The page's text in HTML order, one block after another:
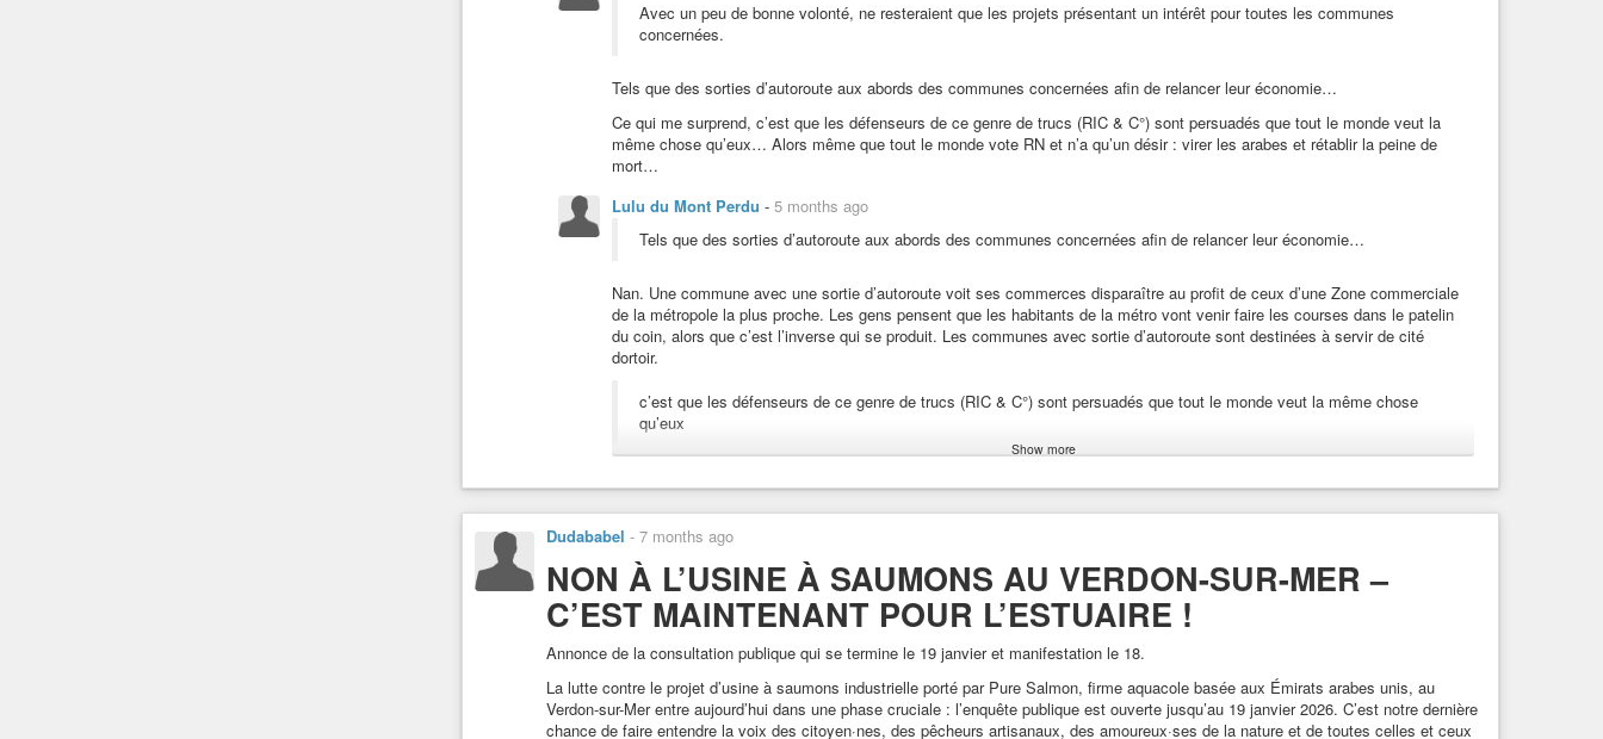
Avec un peu de bonne volonté, ne resteraient que les projets présentant un intérêt pour toutes les communes
concernées.
Tels que des sorties d’autoroute aux abords des communes concernées afin de relancer leur économie…
Ce qui me surprend, c’est que les défenseurs de ce genre de trucs (RIC & C°) sont persuadés que tout le monde veut la
même chose qu’eux… Alors même que tout le monde vote RN et n’a qu’un désir : virer les arabes et rétablir la peine de
mort…
Lulu du Mont Perdu - 5 months ago
Tels que des sorties d’autoroute aux abords des communes concernées afin de relancer leur économie…
Nan. Une commune avec une sortie d’autoroute voit ses commerces disparaître au profit de ceux d’une Zone commerciale
de la métropole la plus proche. Les gens pensent que les habitants de la métro vont venir faire les courses dans le patelin
du coin, alors que c’est l’inverse qui se produit. Les communes avec sortie d’autoroute sont destinées à servir de cité
dortoir.
c’est que les défenseurs de ce genre de trucs (RIC & C°) sont persuadés que tout le monde veut la même chose
qu’eux
de leur demander. Non?
Show more
Dudababel - 7 months ago
NON À L’USINE À SAUMONS AU VERDON-SUR-MER –
C’EST MAINTENANT POUR L’ESTUAIRE !
Annonce de la consultation publique qui se termine le 19 janvier et manifestation le 18.
La lutte contre le projet d’usine à saumons industrielle porté par Pure Salmon, firme aquacole basée aux Émirats arabes unis, au
Verdon-sur-Mer entre aujourd’hui dans une phase cruciale : l’enquête publique est ouverte jusqu’au 19 janvier 2026. C’est notre dernière
chance de faire entendre la voix des citoyen·nes, des pêcheurs artisanaux, des amoureux·ses de la nature et de toutes celles et ceux